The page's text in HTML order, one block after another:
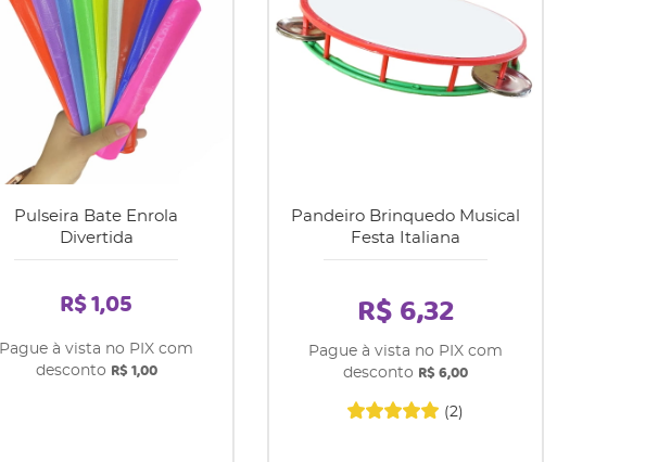
Pulseira Bate Enrola
Divertida
R$ 1,05
Pague à vista no PIX com
desconto R$ 1,00
Pandeiro Brinquedo Musical
Festa Italiana
(2)
R$ 6,32
Pague à vista no PIX com
desconto R$ 6,00